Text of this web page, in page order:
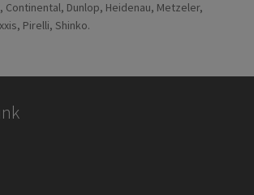
Dunlop, Heidenau, Metzeler,
Pirelli, Shinko.